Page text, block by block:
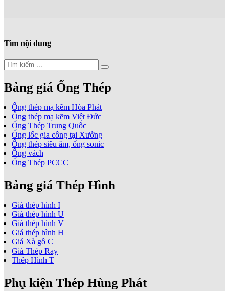
Tìm nội dung
Bảng giá Ống Thép
Ống thép mạ kẽm Hòa Phát
Ống thép mạ kẽm Việt Đức
Ống Thép Trung Quốc
Ống lốc gia công tại Xưởng
Ống thép siêu âm, ống sonic
Ống vách
Ống Thép PCCC
Bảng giá Thép Hình
Giá thép hình I
Giá thép hình U
Giá thép hình V
Giá thép hình H
Giá Xà gồ C
Giá Thép Ray
Thép Hình T
Phụ kiện Thép Hùng Phát